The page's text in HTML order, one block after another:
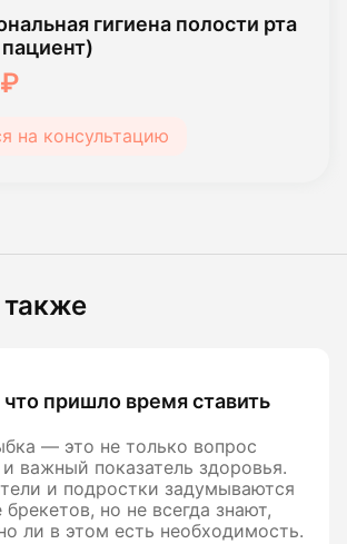
гигиена полости рта
на консультацию
что пришло время ставить
— это не только вопрос
важный показатель здоровья.
и подростки задумываются
брекетов, но не всегда знают,
ли в этом есть необходимость.